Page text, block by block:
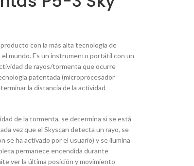
con la más alta tecnología de
mundo. Es un instrumento portátil con un
de rayos/tormenta que ocurre
patentada (microprocesador
la distancia de la actividad
de la tormenta, se determina si se está
vez que el Skyscan detecta un rayo, se
ha activado por el usuario) y se ilumina
permanece encendida durante
ver la última posición y movimiento